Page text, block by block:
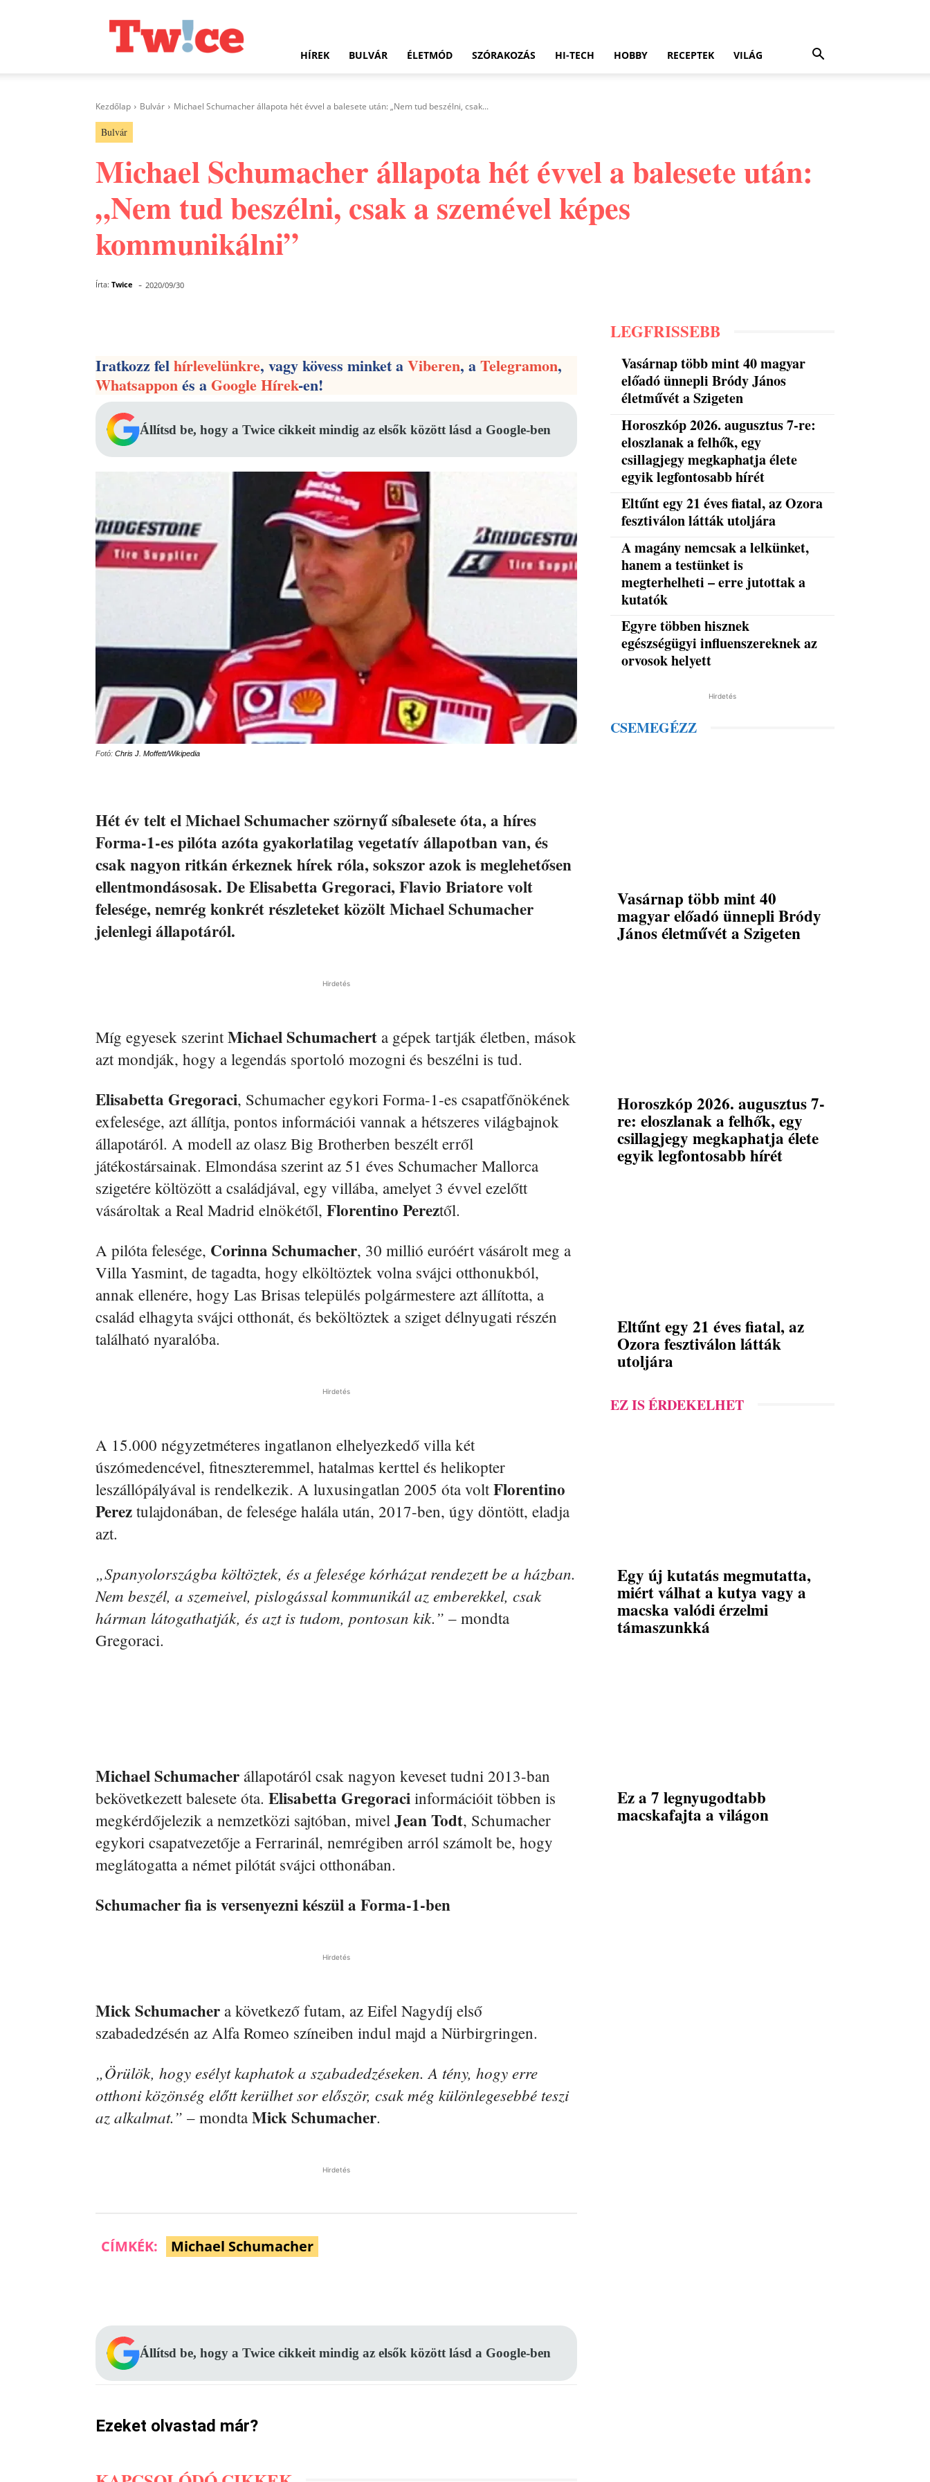
HÍREK BULVÁR ÉLETMÓD SZÓRAKOZÁS HI-TECH HOBBY RECEPTEK VILÁG
Kezdőlap Bulvár Michael Schumacher állapota hét évvel a balesete után: „Nem tud beszélni, csak...
Bulvár
Michael Schumacher állapota hét évvel a balesete után:
„Nem tud beszélni, csak a szemével képes
kommunikálni”
Írta: Twice - 2020/09/30
Iratkozz felhírlevelünkre, vagy kövess minket aViberen, aTelegramon,
Whatsapponés aGoogle Hírek-en!
Állítsd be, hogy a Twice cikkeit mindig az elsők között lásd a Google-ben
Fotó: Chris J. Moffett/Wikipedia
Hét év telt el Michael Schumacher szörnyű síbalesete óta, a híres
Forma-1-es pilóta azóta gyakorlatilag vegetatív állapotban van, és
csak nagyon ritkán érkeznek hírek róla, sokszor azok is meglehetősen
ellentmondásosak. De Elisabetta Gregoraci, Flavio Briatore volt
felesége, nemrég konkrét részleteket közölt Michael Schumacher
jelenlegi állapotáról.
Hirdetés
Míg egyesek szerintMichael Schumachert a gépek tartják életben, mások
azt mondják, hogy a legendás sportoló mozogni és beszélni is tud.
Elisabetta Gregoraci, Schumacher egykori Forma-1-es csapatfőnökének
exfelesége, azt állítja, pontos információi vannak a hétszeres világbajnok
állapotáról. A modell az olasz Big Brotherben beszélt erről
játékostársainak. Elmondása szerint az 51 éves Schumacher Mallorca
szigetére költözött a családjával, egy villába, amelyet 3 évvel ezelőtt
vásároltak a Real Madrid elnökétől, Florentino Pereztől.
A pilóta felesége, Corinna Schumacher, 30 millió euróért vásárolt meg a
Villa Yasmint, de tagadta, hogy elköltöztek volna svájci otthonukból,
annak ellenére, hogy Las Brisas település polgármestere azt állította, a
család elhagyta svájci otthonát, és beköltöztek a sziget délnyugati részén
található nyaralóba.
Hirdetés
A 15.000 négyzetméteres ingatlanon elhelyezkedő villa két
úszómedencével, fitneszteremmel, hatalmas kerttel és helikopter
leszállópályával is rendelkezik. A luxusingatlan 2005 óta voltFlorentino
Perez tulajdonában, de felesége halála után, 2017-ben, úgy döntött, eladja
azt.
„Spanyolországba költöztek, és a felesége kórházat rendezett be a házban.
Nem beszél, a szemeivel, pislogással kommunikál az emberekkel, csak
hárman látogathatják, és azt is tudom, pontosan kik.” – mondta
Gregoraci.
Michael Schumacher állapotáról csak nagyon keveset tudni 2013-ban
bekövetkezett balesete óta. Elisabetta Gregoraci információit többen is
megkérdőjelezik a nemzetközi sajtóban, mivel Jean Todt, Schumacher
egykori csapatvezetője a Ferrarinál, nemrégiben arról számolt be, hogy
meglátogatta a német pilótát svájci otthonában.
Schumacher fia is versenyezni készül a Forma-1-ben
Hirdetés
Mick Schumacher a következő futam, az Eifel Nagydíj első
szabadedzésén az Alfa Romeo színeiben indul majd a Nürbirgringen.
„Örülök, hogy esélyt kaphatok a szabadedzéseken. A tény, hogy erre
otthoni közönség előtt kerülhet sor először, csak még különlegesebbé teszi
az alkalmat.” – mondta Mick Schumacher.
Hirdetés
CÍMKÉK: Michael Schumacher
Állítsd be, hogy a Twice cikkeit mindig az elsők között lásd a Google-ben
Ezeket olvastad már?
LEGFRISSEBB
Vasárnap több mint 40 magyar
előadó ünnepli Bródy János
életművét a Szigeten
Horoszkóp 2026. augusztus 7-re:
eloszlanak a felhők, egy
csillagjegy megkaphatja élete
egyik legfontosabb hírét
Eltűnt egy 21 éves fiatal, az Ozora
fesztiválon látták utoljára
A magány nemcsak a lelkünket,
hanem a testünket is
megterhelheti – erre jutottak a
kutatók
Egyre többen hisznek
egészségügyi influenszereknek az
orvosok helyett
Hirdetés
CSEMEGÉZZ
Vasárnap több mint 40
magyar előadó ünnepli Bródy
János életművét a Szigeten
Horoszkóp 2026. augusztus 7-
re: eloszlanak a felhők, egy
csillagjegy megkaphatja élete
egyik legfontosabb hírét
Eltűnt egy 21 éves fiatal, az
Ozora fesztiválon látták
utoljára
EZ IS ÉRDEKELHET
Egy új kutatás megmutatta,
miért válhat a kutya vagy a
macska valódi érzelmi
támaszunkká
Ez a 7 legnyugodtabb
macskafajta a világon